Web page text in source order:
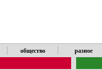
общество разное